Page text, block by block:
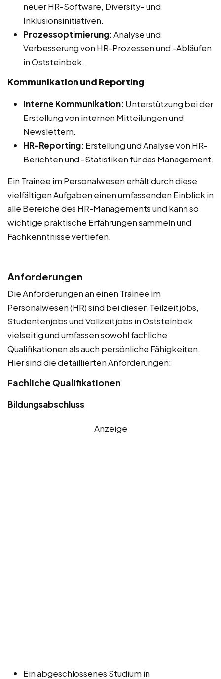
neuer HR-Software, Diversity- und
Inklusionsinitiativen.
Prozessoptimierung:Analyse und
Verbesserung von HR-Prozessen und -Abläufen
in Oststeinbek.
Kommunikation und Reporting
Interne Kommunikation: Unterstützung bei der
Erstellung von internen Mitteilungen und
Newslettern.
HR-Reporting: Erstellung und Analyse von HR-
Berichten und -Statistiken für das Management.
Ein Trainee im Personalwesen erhält durch diese
vielfältigen Aufgaben einen umfassenden Einblick in
alle Bereiche des HR-Managements und kann so
wichtige praktische Erfahrungen sammeln und
Fachkenntnisse vertiefen.
Anforderungen
Die Anforderungen an einen Trainee im
Personalwesen (HR) sind bei diesen Teilzeitjobs,
Studentenjobs und Vollzeitjobs in Oststeinbek
vielseitig und umfassen sowohl fachliche
Qualifikationen als auch persönliche Fähigkeiten.
Hier sind die detaillierten Anforderungen:
Fachliche Qualifikationen
Bildungsabschluss
Anzeige
Ein abgeschlossenes Studium in